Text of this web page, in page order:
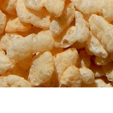
unici
Ingrediente